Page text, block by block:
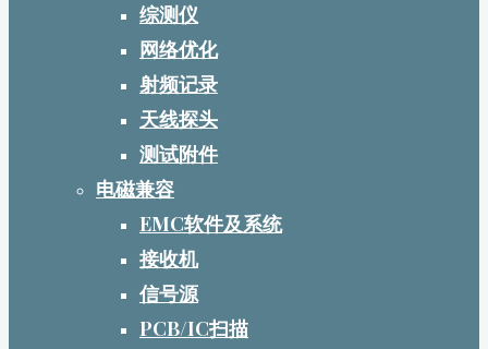
综测仪
网络优化
射频记录
天线探头
测试附件
电磁兼容
EMC软件及系统
接收机
信号源
PCB/IC扫描